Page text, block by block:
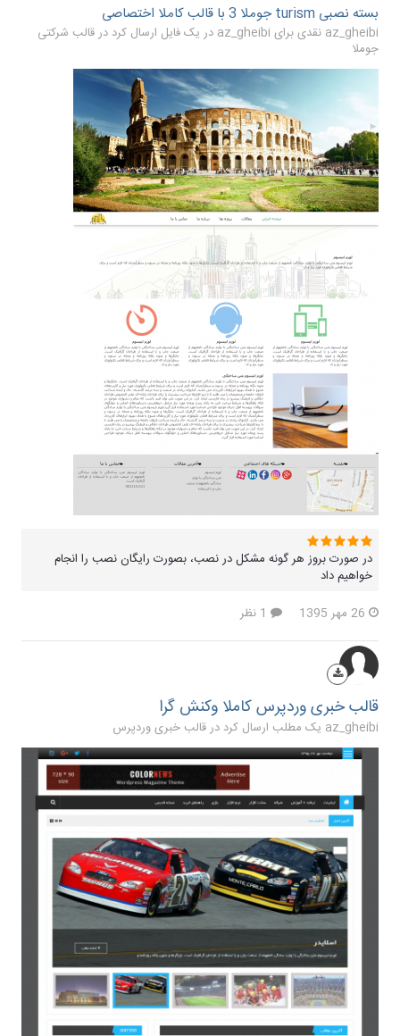
بسته نصبی turism جوملا 3 با قالب کاملا اختصاصی
az_gheibi نقدی برای az_gheibi در یک فایل ارسال کرد در
قالب شرکتی
جوملا
در صورت بروز هر گونه مشکل در نصب، بصورت رایگان نصب را انجام
خواهیم داد
26 مهر 1395
قالب خبری وردپرس کاملا وکنش گرا
az_gheibi یک مطلب ارسال کرد در قالب خبری وردپرس